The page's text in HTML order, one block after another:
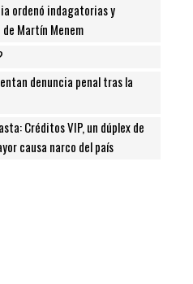
ordenó indagatorias y
Martín Menem
denuncia penal tras la
Créditos VIP, un dúplex de
causa narco del país